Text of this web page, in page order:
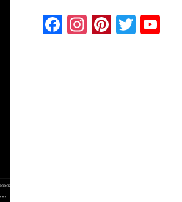
Facebook
Instagram
Pinterest
Twitter